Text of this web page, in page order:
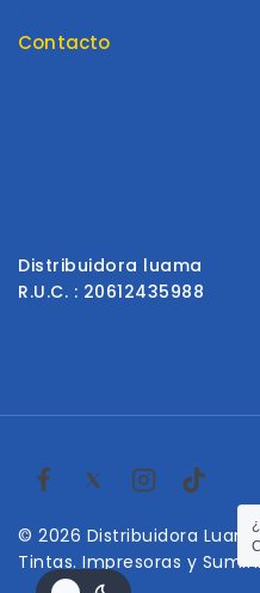
Contacto
Distribuidora luama
R.U.C. : 20612435988
© 2026 Distribuidora
Tintas. Impresoras y